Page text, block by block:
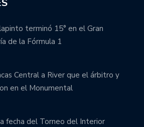
terminó 15° en el Gran
de la Fórmula 1
Central a River que el árbitro y
en el Monumental
fecha del Torneo del Interior